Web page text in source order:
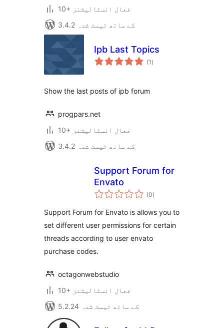
10+ فعال انسٹالیشنز
3.4.2 کے ساتھ ٹیسٹ شدہ
Ipb Last Topics
(1 مجموعی
درجہ
)
Show the last posts of ipb forum
progpars.net
10+ فعال انسٹالیشنز
3.4.2 کے ساتھ ٹیسٹ شدہ
Support Forum for
Envato
(0مجموعی
درجہ
)
Support Forum for Envato is allows you to
set different user permissions for certain
threads according to user envato
purchase codes.
octagonwebstudio
10+ فعال انسٹالیشنز
5.2.24 کے ساتھ ٹیسٹ شدہ